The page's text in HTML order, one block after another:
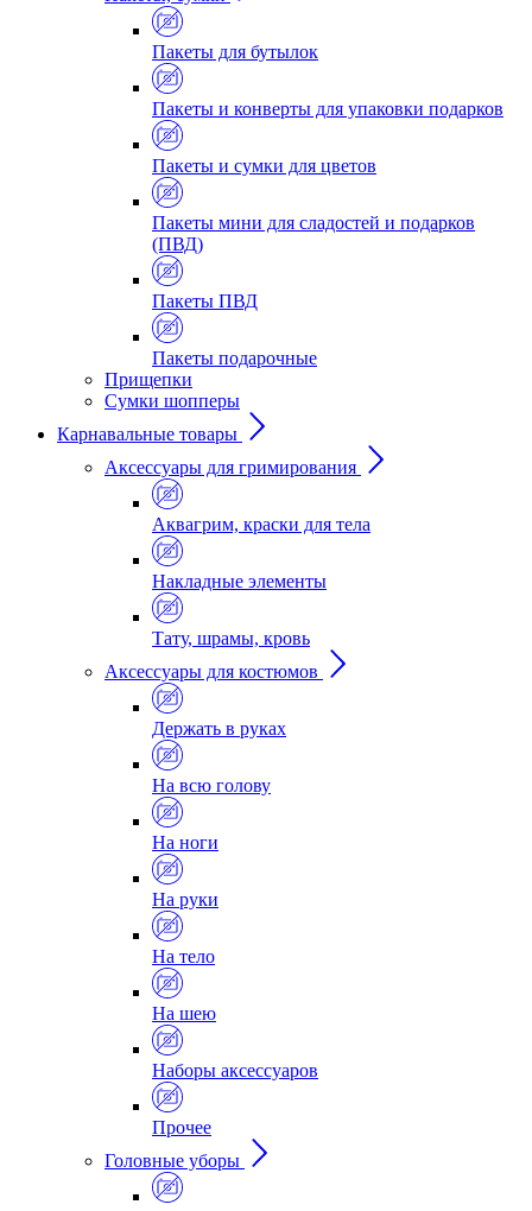
Пакеты для бутылок
Пакеты и конверты для упаковки подарков
Пакеты и сумки для цветов
Пакеты мини для сладостей и подарков
(ПВД)
Пакеты ПВД
Пакеты подарочные
Прищепки
Сумки шопперы
Карнавальные товары
Аксессуары для гримирования
Аквагрим, краски для тела
Накладные элементы
Тату, шрамы, кровь
Аксессуары для костюмов
Держать в руках
На всю голову
На ноги
На руки
На тело
На шею
Наборы аксессуаров
Прочее
Головные уборы